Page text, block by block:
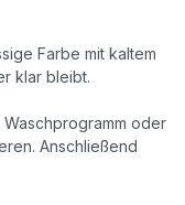
Farbe mit kaltem
klar bleibt.
Waschprogramm oder
Anschließend